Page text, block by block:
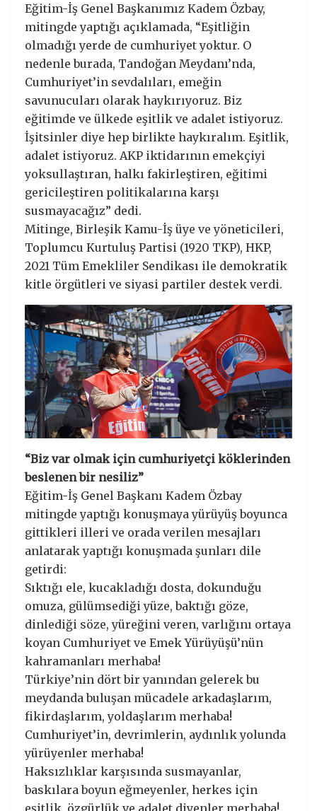
Eğitim-İş Genel Başkanımız Kadem Özbay,
mitingde yaptığı açıklamada, “Eşitliğin
olmadığı yerde de cumhuriyet yoktur. O
nedenle burada, Tandoğan Meydanı’nda,
Cumhuriyet’in sevdalıları, emeğin
savunucuları olarak haykırıyoruz. Biz
eğitimde ve ülkede eşitlik ve adalet istiyoruz.
İşitsinler diye hep birlikte haykıralım. Eşitlik,
adalet istiyoruz. AKP iktidarının emekçiyi
yoksullaştıran, halkı fakirleştiren, eğitimi
gericileştiren politikalarına karşı
susmayacağız” dedi.
Mitinge, Birleşik Kamu-İş üye ve yöneticileri,
Toplumcu Kurtuluş Partisi (1920 TKP), HKP,
2021 Tüm Emekliler Sendikası ile demokratik
kitle örgütleri ve siyasi partiler destek verdi.
“Biz var olmak için cumhuriyetçi köklerinden
beslenen bir nesiliz”
Eğitim-İş Genel Başkanı Kadem Özbay
mitingde yaptığı konuşmaya yürüyüş boyunca
gittikleri illeri ve orada verilen mesajları
anlatarak yaptığı konuşmada şunları dile
getirdi:
Sıktığı ele, kucakladığı dosta, dokunduğu
omuza, gülümsediği yüze, baktığı göze,
dinlediği söze, yüreğini veren, varlığını ortaya
koyan Cumhuriyet ve Emek Yürüyüşü’nün
kahramanları merhaba!
Türkiye’nin dört bir yanından gelerek bu
meydanda buluşan mücadele arkadaşlarım,
fikirdaşlarım, yoldaşlarım merhaba!
Cumhuriyet’in, devrimlerin, aydınlık yolunda
yürüyenler merhaba!
Haksızlıklar karşısında susmayanlar,
baskılara boyun eğmeyenler, herkes için
eşitlik, özgürlük ve adalet diyenler merhaba!